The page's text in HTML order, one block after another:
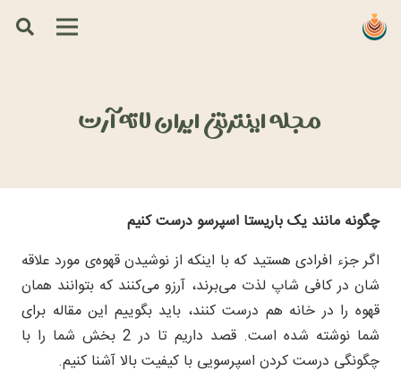
مجله اینترنتی ایران لاته آرت
چگونه مانند یک باریستا اسپرسو درست کنیم
اگر جزء افرادی هستید که با اینکه از نوشیدن قهوه‌ی مورد علاقه
شان در کافی شاپ لذت می‌برند، آرزو می‌کنند که بتوانند همان
قهوه را در خانه هم درست کنند، باید بگوییم این مقاله برای
شما نوشته شده است. قصد داریم تا در 2 بخش شما را با
چگونگی درست کردن اسپرسویی با کیفیت بالا آشنا کنیم.